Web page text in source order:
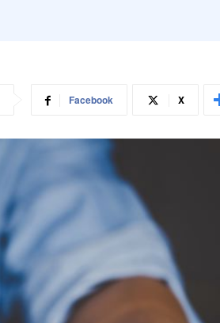
Facebook X